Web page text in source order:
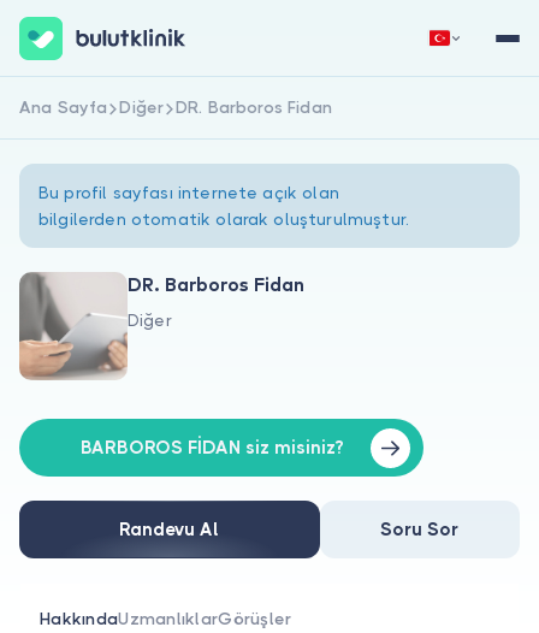
Hakkımızda
Doktorlar için
Doktor musunuz?
Hemen Kaydol
Ana Sayfa Diğer DR. Barboros Fidan
Bu profil sayfası internete açık olan
bilgilerden otomatik olarak oluşturulmuştur.
DR. Barboros Fidan
Diğer
BARBOROS FİDAN siz misiniz?
Randevu Al Soru Sor
HakkındaUzmanlıklarGörüşler